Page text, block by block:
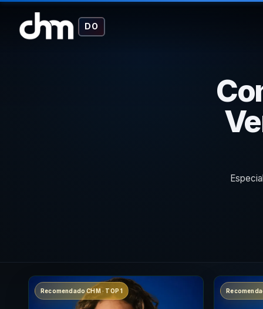
DO
Recomendado CHM · TOP 1